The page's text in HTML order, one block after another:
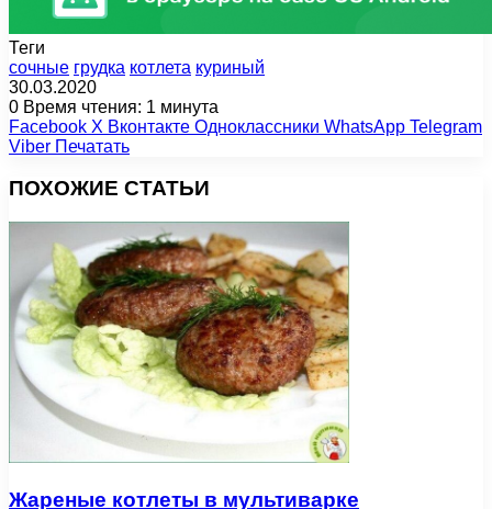
Теги
cочные грудка котлета куриный
30.03.2020
0 Время чтения: 1 минута
Facebook X Вконтакте Одноклассники WhatsApp Telegram
Viber Печатать
ПОХОЖИЕ СТАТЬИ
Жареные котлеты в мультиварке